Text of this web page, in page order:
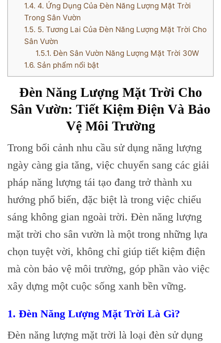
1.4. 4. Ứng Dụng Của Đèn Năng Lượng Mặt Trời
Trong Sân Vườn
1.5. 5. Tương Lai Của Đèn Năng Lượng Mặt Trời Cho
Sân Vườn
1.5.1. Đèn Sân Vườn Năng Lượng Mặt Trời 30W
1.6. Sản phẩm nổi bật
Đèn Năng Lượng Mặt Trời Cho
Sân Vườn: Tiết Kiệm Điện Và Bảo
Vệ Môi Trường
Trong bối cảnh nhu cầu sử dụng năng lượng
ngày càng gia tăng, việc chuyển sang các giải
pháp năng lượng tái tạo đang trở thành xu
hướng phổ biến, đặc biệt là trong việc chiếu
sáng không gian ngoài trời. Đèn năng lượng
mặt trời cho sân vườn là một trong những lựa
chọn tuyệt vời, không chỉ giúp tiết kiệm điện
mà còn bảo vệ môi trường, góp phần vào việc
xây dựng một cuộc sống xanh bền vững.
1. Đèn Năng Lượng Mặt Trời Là Gì?
Đèn năng lượng mặt trời là loại đèn sử dụng